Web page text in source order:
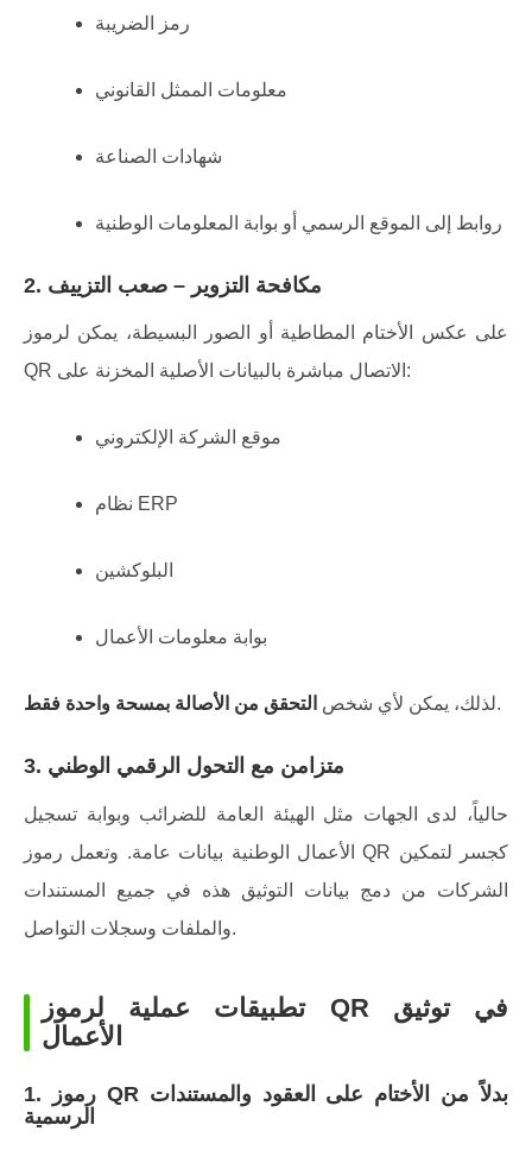
رمز الضريبة
معلومات الممثل القانوني
شهادات الصناعة
روابط إلى الموقع الرسمي أو بوابة المعلومات الوطنية
2. مكافحة التزوير – صعب التزييف
على عكس الأختام المطاطية أو الصور البسيطة، يمكن لرموز
QR الاتصال مباشرة بالبيانات الأصلية المخزنة على:
موقع الشركة الإلكتروني
نظام ERP
البلوكشين
بوابة معلومات الأعمال
لذلك، يمكن لأي شخص التحقق من الأصالة بمسحة واحدة فقط .
3. متزامن مع التحول الرقمي الوطني
حالياً، لدى الجهات مثل الهيئة العامة للضرائب وبوابة تسجيل
الأعمال الوطنية بيانات عامة. وتعمل رموز QR كجسر لتمكين
الشركات من دمج بيانات التوثيق هذه في جميع المستندات
والملفات وسجلات التواصل.
تطبيقات عملية لرموز QR في توثيق
الأعمال
1. رموز QR بدلاً من الأختام على العقود والمستندات
الرسمية